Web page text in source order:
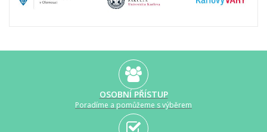
OSOBNÍ PŘÍSTUP
Poradíme a pomůžeme s výběrem